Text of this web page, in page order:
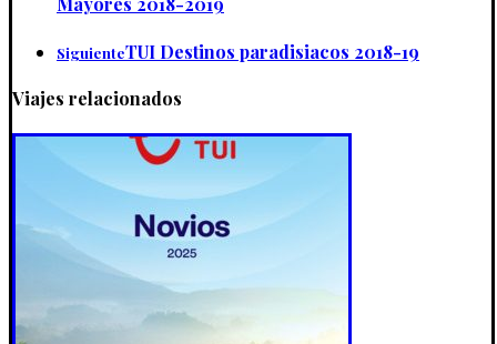
SiguienteTUI Destinos paradisiacos 2018-19
Viajes relacionados